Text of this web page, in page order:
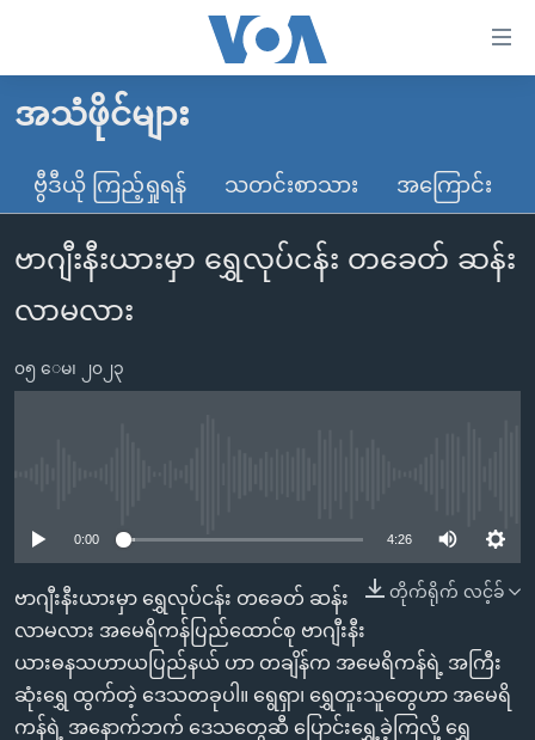
လွယ်ကူ
သည့်
များ
ပင်မ
သို့
စာမျက်နှာ
သို့
ကျော်
ကြည့်
ရန်
မူလစာမျက်နှာ
မြန်မာ
ကမ္ဘာ့သတင်းများ
နိုင်ငံတကာ
အစ္စရေး-ပါလက်စတိုင်း
ဗွီဒီယို
အင်္ဂလိပ်စာလေ့လာမယ်
ဗွီအိုအေ လူမှုကွန်ယက်များ
အသံဖိုင်များ
ဗွီဒီယို ကြည့်ရှုရန် သတင်းစာသား အကြောင်း
ဗာဂျီးနီးယားမှာ ရွှေလုပ်ငန်း တခေတ် ဆန်း
လာမလား
၀၅ ေမ၊ ၂၀၂၃
0:00 4:26
တိုက်ရိုက် လင့်ခ်
ဗာဂျီးနီးယားမှာ ရွှေလုပ်ငန်း တခေတ် ဆန်း
လာမလား အမေရိကန်ပြည်ထောင်စု ဗာဂျီးနီး
ယားဓနသဟာယပြည်နယ် ဟာ တချိန်က အမေရိကန်ရဲ့ အကြီး
ဆုံးရွှေ ထွက်တဲ့ ဒေသတခုပါ။ ရွေရှာ၊ ရွှေတူးသူတွေဟာ အမေရိ
ကန်ရဲ့ အနောက်ဘက် ဒေသတွေဆီ ပြောင်းရွှေ့ခဲ့ကြလို့ ရွှေ